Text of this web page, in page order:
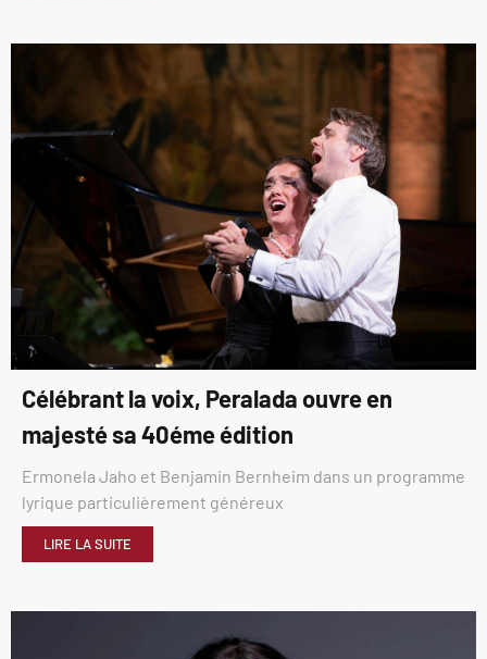
Célébrant la voix, Peralada ouvre en
majesté sa 40éme édition
Ermonela Jaho et Benjamin Bernheim dans un programme
lyrique particulièrement généreux
LIRE LA SUITE